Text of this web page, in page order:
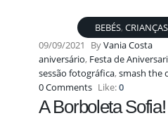
09/09/2021 ByVania Costa
BEBÉS, CRIANÇAS
aniversário, Festa de
sessão fotográfica,smash the
0 Comments Like:0
A Borboleta Sofia!